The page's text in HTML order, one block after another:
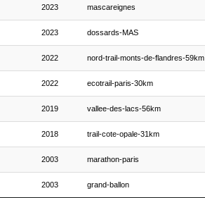
2023 mascareignes
2023 dossards-MAS
2022 nord-trail-monts-de-flandres-59km
2022 ecotrail-paris-30km
2019 vallee-des-lacs-56km
2018 trail-cote-opale-31km
2003 marathon-paris
2003 grand-ballon